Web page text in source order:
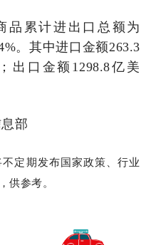
品累计进出口总额为
。其中进口金额263.3
；出口金额 1298.8亿美
部
不定期发布国家政策、行业
供参考。